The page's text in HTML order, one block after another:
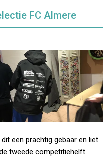
FC Almere
een prachtig gebaar en liet
tweede competitiehelft